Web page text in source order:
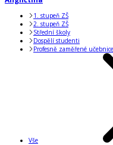
1. stupeň ZŠ
2. stupeň ZŠ
Střední školy
Dospělí studenti
Profesně zaměřené učebnice
Vše